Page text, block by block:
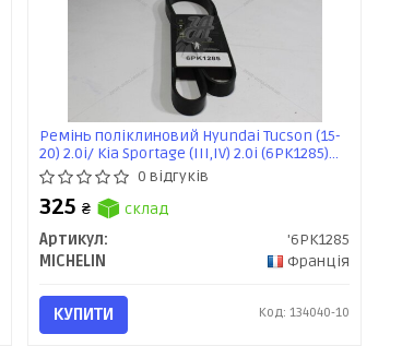
Ремінь поліклиновий Hyundai Tucson (15-
20) 2.0i/ Kia Sportage (III,IV) 2.0i (6PK1285)
MICHELIN
0 відгуків
325₴
склад
Артикул:
'6PK1285
MICHELIN
Франція
КУПИТИ Код: 134040-10